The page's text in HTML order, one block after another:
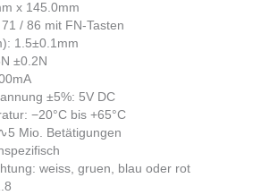
x 145.0mm
/ 86 mit FN-Tasten
1.5±0.1mm
±0.2N
±5%: 5V DC
−20°C bis +65°C
Mio. Betätigungen
weiss, gruen, blau oder rot